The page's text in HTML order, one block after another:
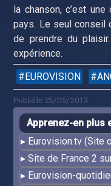
la chanson, c’est
pays. Le seul conseil
de prendre du
expérience.
EUROVISION
Publié le 25/05/2013
Apprenez-en plus
Eurovision.tv (Site
Site de France 2
Eurovision-